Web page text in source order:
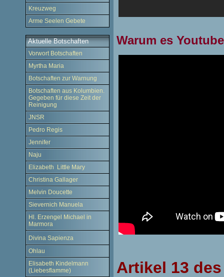
Kreuzweg
Arme Seelen Gebete
Aktuelle Botschaften
Vorwort Botschaften
Myrtha Maria
Botschaften zur Warnung
Botschaften aus Kolumbien.
Gegeben für diese Zeit der
Reinigung
JNSR
Pedro Regis
Jennifer
Naju
Elizabeth Little Mary
Christina Gallager
Melvin Doucette
Sievernich Manuela
Hl. Erzengel Michael in
Marmora
Divina Sapienza
Ohlau
Elisabeth Kindelmann
(Liebesflamme)
Warum es
Artikel 13